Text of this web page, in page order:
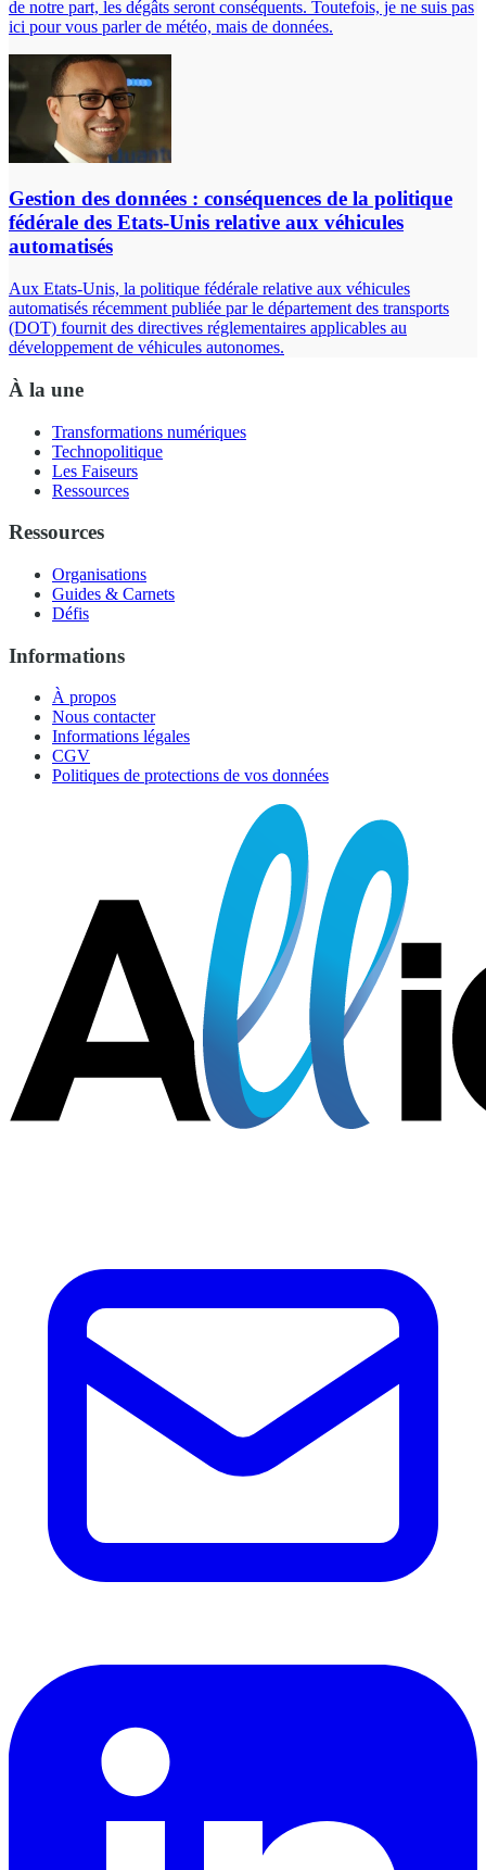
de notre part, les dégâts seront conséquents. Toutefois, je ne suis pas
ici pour vous parler de météo, mais de données.
Gestion des données : conséquences de la politique
fédérale des Etats-Unis relative aux véhicules
automatisés
Aux Etats-Unis, la politique fédérale relative aux véhicules
automatisés récemment publiée par le département des transports
(DOT) fournit des directives réglementaires applicables au
développement de véhicules autonomes.
À la une
Transformations numériques
Technopolitique
Les Faiseurs
Ressources
Ressources
Organisations
Guides & Carnets
Défis
Informations
À propos
Nous contacter
Informations légales
CGV
Politiques de protections de vos données